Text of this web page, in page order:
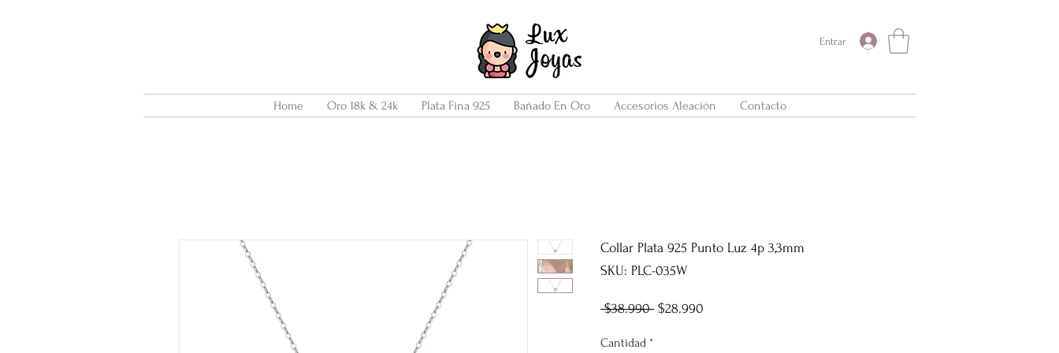
Entrar
Home Oro 18k & 24k Plata Fina 925 Bañado En Oro Accesorios Aleación Contacto
Collar Plata 925 Punto Luz 4p 3,3mm
SKU: PLC-035W
$38.990 Precio
$28.990
Cantidad *